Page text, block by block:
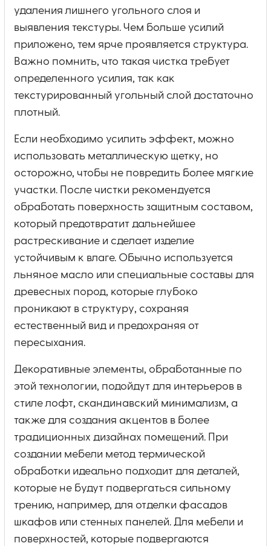
удаления лишнего угольного слоя и
выявления текстуры. Чем больше усилий
приложено, тем ярче проявляется структура.
Важно помнить, что такая чистка требует
определенного усилия, так как
текстурированный угольный слой достаточно
плотный.
Если необходимо усилить эффект, можно
использовать металлическую щетку, но
осторожно, чтобы не повредить более мягкие
участки. После чистки рекомендуется
обработать поверхность защитным составом,
который предотвратит дальнейшее
растрескивание и сделает изделие
устойчивым к влаге. Обычно используется
льняное масло или специальные составы для
древесных пород, которые глубоко
проникают в структуру, сохраняя
естественный вид и предохраняя от
пересыхания.
Декоративные элементы, обработанные по
этой технологии, подойдут для интерьеров в
стиле лофт, скандинавский минимализм, а
также для создания акцентов в более
традиционных дизайнах помещений. При
создании мебели метод термической
обработки идеально подходит для деталей,
которые не будут подвергаться сильному
трению, например, для отделки фасадов
шкафов или стенных панелей. Для мебели и
поверхностей, которые подвергаются